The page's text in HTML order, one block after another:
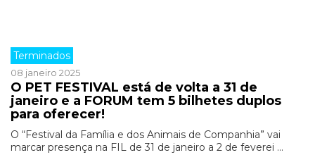
Terminados
08 janeiro 2025
O PET FESTIVAL está de volta a 31 de
janeiro e a FORUM tem 5 bilhetes duplos
para oferecer!
O “Festival da Família e dos Animais de Companhia” vai
marcar presença na FIL de 31 de janeiro a 2 de feverei ...